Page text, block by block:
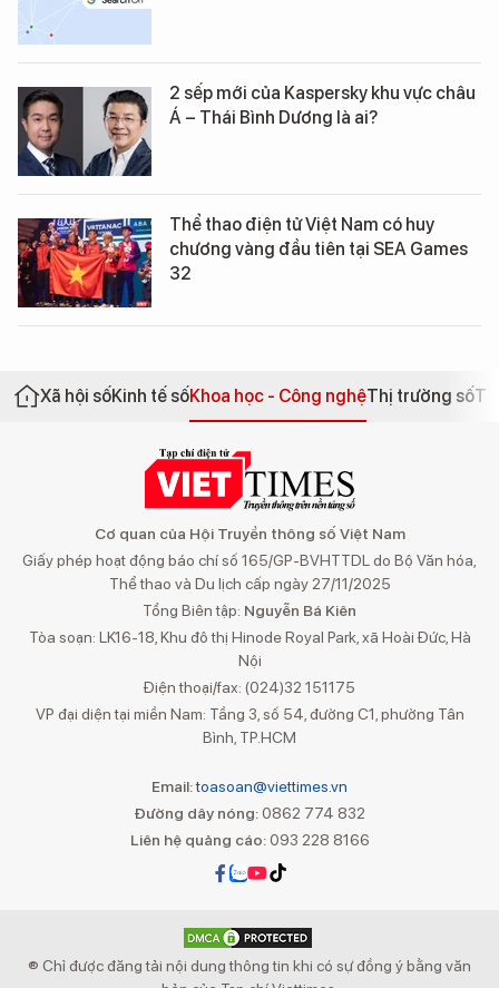
2 sếp mới của Kaspersky khu vực châu
Á – Thái Bình Dương là ai?
Thể thao điện tử Việt Nam có huy
chương vàng đầu tiên tại SEA Games
32
Xã hội sốKinh tế sốKhoa học - Công nghệThị trường số
Cơ quan của Hội Truyền thông số Việt Nam
Giấy phép hoạt động báo chí số 165/GP-BVHTTDL do Bộ Văn hóa,
Thể thao và Du lịch cấp ngày 27/11/2025
Tổng Biên tập: Nguyễn Bá Kiên
Tòa soạn: LK16-18, Khu đô thị Hinode Royal Park, xã Hoài Đức, Hà
Nội
Điện thoại/fax: (024)32 151175
VP đại diện tại miền Nam: Tầng 3, số 54, đường C1, phường Tân
Bình, TP.HCM
Email:toasoan@viettimes.vn
Đường dây nóng: 0862 774 832
Liên hệ quảng cáo:093 228 8166
® Chỉ được đăng tải nội dung thông tin khi có sự đồng ý bằng văn